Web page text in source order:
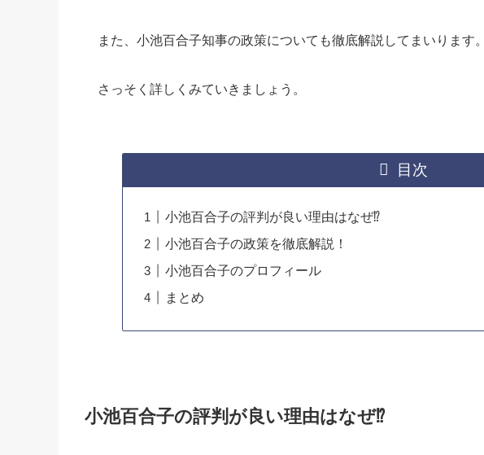
また、小池百合子知事の政策についても徹底解説してまいります。
さっそく詳しくみていきましょう。
目次
小池百合子の評判が良い理由はなぜ⁉
小池百合子の政策を徹底解説！
小池百合子のプロフィール
まとめ
小池百合子の評判が良い理由はなぜ⁉